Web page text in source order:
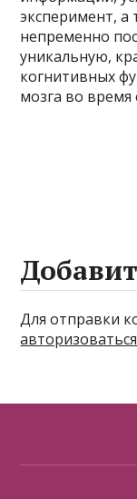
эксперимент, а
непременно
уникальную,
когнитивных
мозга во время
Для отправки
авторизоваться